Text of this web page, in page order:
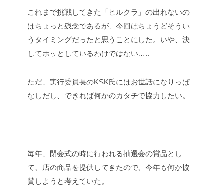
これまで挑戦してきた「ヒルクラ」の出れないの
はちょっと残念であるが、今回はちょうどそうい
うタイミングだったと思うことにした。いや、決
してホッとしているわけではない…..
ただ、実行委員長のKSK氏にはお世話になりっぱ
なしだし、できれば何かのカタチで協力したい。
毎年、閉会式の時に行われる抽選会の賞品とし
て、店の商品を提供してきたので、今年も何か協
賛しようと考えていた。